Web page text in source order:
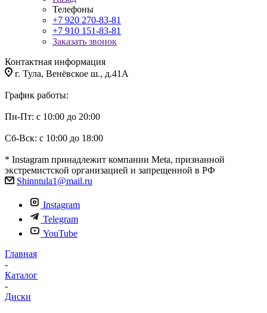
Телефоны
+7 920 270-83-81
+7 910 151-83-81
Заказать звонок
Контактная информация
г. Тула, Венёвское ш., д.41А
График работы:
Пн-Пт: с 10:00 до 20:00
Сб-Вск: с 10:00 до 18:00
* Instagram принадлежит компании Meta, признанной
экстремистской организацией и запрещенной в РФ
Shinntula1@mail.ru
Instagram
Telegram
YouTube
Главная
-
Каталог
-
Диски